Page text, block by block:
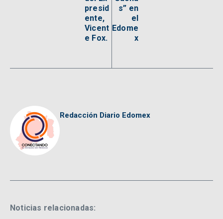
presid
ente,
Vicent
e Fox.
s” en
el
Edome
x
Redacción Diario Edomex
Noticias relacionadas: